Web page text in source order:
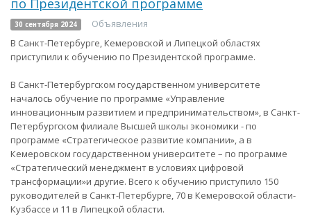
30 сентября 2024
Объявления
В Санкт-Петербурге, Кемеровской и Липецкой областях
приступили к обучению по Президентской программе.
В Санкт-Петербургском государственном университете
началось обучение по программе «Управление
инновационным развитием и предпринимательством», в Санкт-
Петербургском филиале Высшей школы экономики - по
программе «Стратегическое развитие компании», а в
Кемеровском государственном университете – по программе
«Стратегический менеджмент в условиях цифровой
трансформации»и другие. Всего к обучению приступило 150
руководителей в Санкт-Петербурге, 70 в Кемеровской области-
Кузбассе и 11 в Липецкой области.